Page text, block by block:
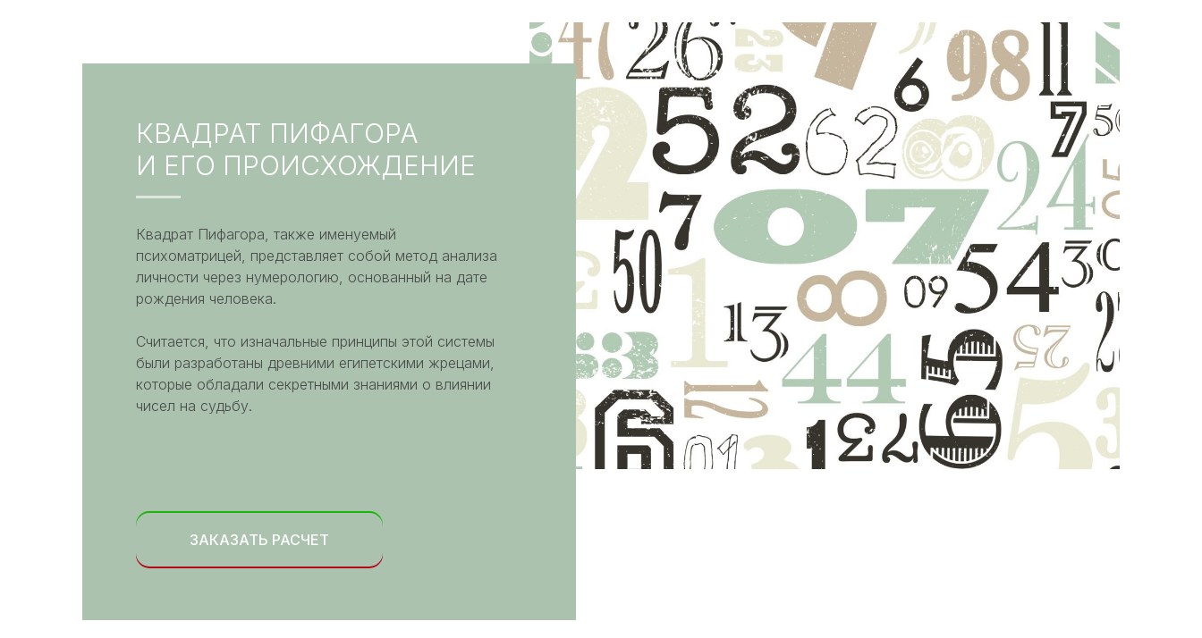
КВАДРАТ ПИФАГОРА
И ЕГО ПРОИСХОЖДЕНИЕ
Квадрат Пифагора, также именуемый
психоматрицей, представляет собой метод анализа
личности через нумерологию, основанный на дате
рождения человека.
Считается, что изначальные принципы этой системы
были разработаны древними египетскими жрецами,
которые обладали секретными знаниями о влиянии
чисел на судьбу.
ЗАКАЗАТЬ РАСЧЕТ